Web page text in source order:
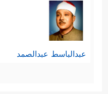
عبدالباسط عبدالصمد